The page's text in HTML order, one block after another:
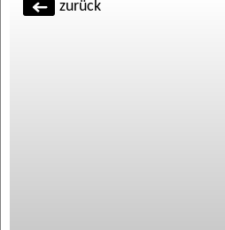
zurück